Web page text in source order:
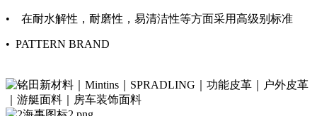
• 在耐水解性，耐磨性，易清洁性等方面采用高级别标准
• PATTERN BRAND